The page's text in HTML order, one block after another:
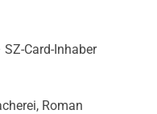
Card-Inhaber
Roman